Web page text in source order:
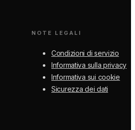
NOTE LEGALI
Condizioni di servizio
Informativa sulla privacy
Informativa sui cookie
Sicurezza dei dati